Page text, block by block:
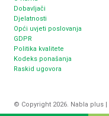
Dobavljači
Djelatnosti
Opći uvjeti poslovanja
GDPR
Politika kvalitete
Kodeks ponašanja
Raskid ugovora
© Copyright 2026. Nabla plus |